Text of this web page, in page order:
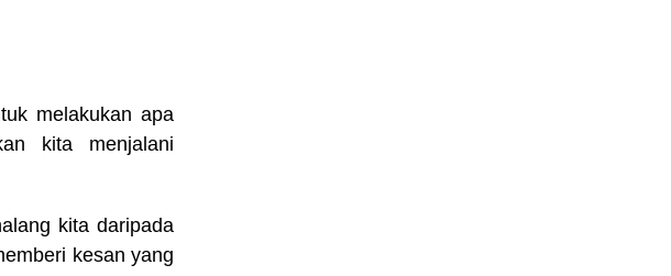
melakukan apa
kita menjalani
kita daripada
kesan yang